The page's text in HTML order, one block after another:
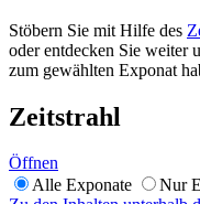
Stöbern Sie mit Hilfe des
oder entdecken Sie weiter
zum gewählten Exponat
Zeitstrahl
Öffnen
Alle Exponate
Nur